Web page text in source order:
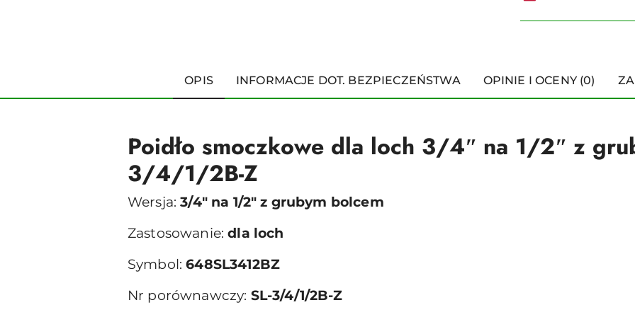
OPIS INFORMACJE DOT. BEZPIECZEŃSTWA OPINIE I OCENY (0)
Poidło smoczkowe dla loch 3/4ʺ na 1/2ʺ z
3/4/1/2B-Z
Wersja:3/4ʺ na 1/2ʺ z grubym bolcem
Zastosowanie:dla loch
Symbol:648SL3412BZ
Nr porównawczy: SL-3/4/1/2B-Z